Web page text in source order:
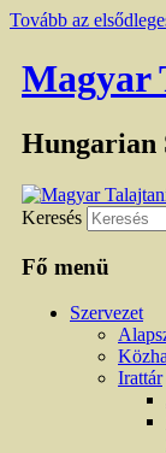
Tovább az
Magyar
Hungarian
Keresés
Fő menü
Szervezet
Irattár